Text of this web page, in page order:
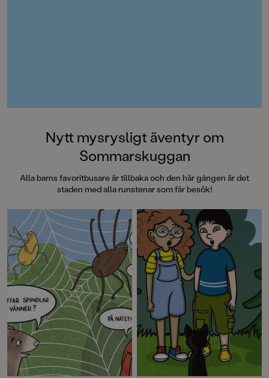
Nytt mysrysligt äventyr om
Sommarskuggan
Alla barns favoritbusare är tillbaka och den här gången är det
staden med alla runstenar som får besök!